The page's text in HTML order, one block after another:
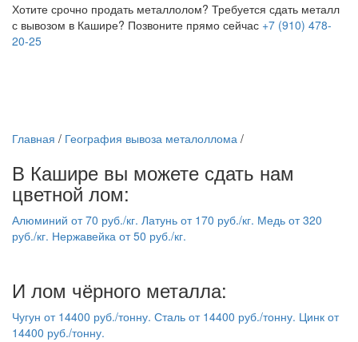
Хотите срочно продать металлолом? Требуется сдать металл
с вывозом в Кашире? Позвоните прямо сейчас +7 (910) 478-
20-25
Главная / География вывоза металоллома /
В Кашире вы можете сдать нам
цветной лом:
Алюминий от70 руб./кг. Латунь от 170 руб./кг. Медь от320
руб./кг. Нержавейка от50 руб./кг.
И лом чёрного металла:
Чугун от 14400 руб./тонну. Сталь от 14400 руб./тонну. Цинк от
14400 руб./тонну.